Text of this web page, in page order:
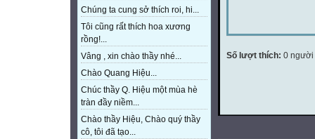
Chúng ta cung sở thích roi, hi...
Tôi cũng rất thích hoa xương
rồng!...
Vâng , xin chào thầy nhé...
Chào Quang Hiệu...
Chúc thầy Q. Hiệu một mùa hè
tràn đầy niềm...
Chào thầy Hiệu, Chào quý thầy
cô, tôi đã tạo...
Số lượt thích: 0 người